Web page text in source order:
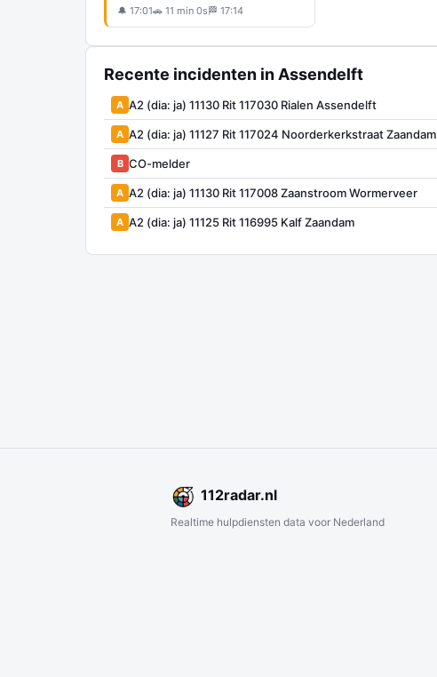
🔔 17:01🚗 11 min 0s 🏁 17:14
Recente incidenten in Assendelft
A A2 (dia: ja) 11130 Rit 117030 Rialen Assendelft
A A2 (dia: ja) 11127 Rit 117024 Noorderkerkstraat Zaandam
B CO-melder
A A2 (dia: ja) 11130 Rit 117008 Zaanstroom Wormerveer
A A2 (dia: ja) 11125 Rit 116995 Kalf Zaandam
112radar.nl
Realtime hulpdiensten data voor Nederland